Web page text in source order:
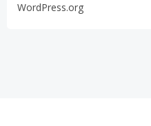
WordPress.org